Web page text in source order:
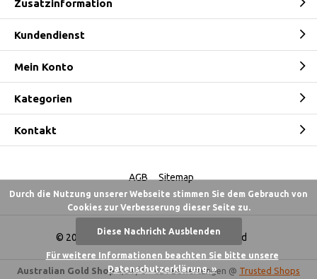
Zusatzinformation
Kundendienst
Mein Konto
Kategorien
Kontakt
© 2026 - Australian Gold Shop Deutschland
AGB Sitemap
Australian Gold Shop 4,84/5-621Bewertungen @ Trusted Shops
Durch die Nutzung unserer Webseite stimmen Sie dem Gebrauch von
Cookies zur Verbesserung dieser Seite zu.
Diese Nachricht Ausblenden
Für weitere Informationen beachten Sie bitte unsere
Datenschutzerklärung. »